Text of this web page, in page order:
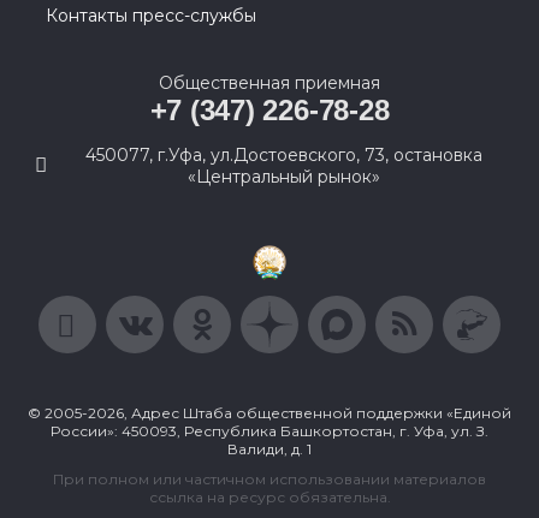
Контакты пресс-службы
Общественная приемная
+7 (347) 226-78-28
450077, г.Уфа, ул.Достоевского, 73, остановка
«Центральный рынок»
© 2005-2026, Адрес Штаба общественной поддержки «Единой
России»: 450093, Республика Башкортостан, г. Уфа, ул. З.
Валиди, д. 1
При полном или частичном использовании материалов
ссылка на ресурс обязательна.